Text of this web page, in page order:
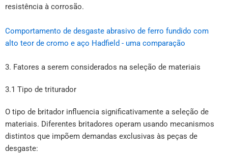
resistência à corrosão.
Comportamento de desgaste abrasivo de ferro fundido com
alto teor de cromo e aço Hadfield - uma comparação
3. Fatores a serem considerados na seleção de materiais
3.1 Tipo de triturador
O tipo de britador influencia significativamente a seleção de
materiais. Diferentes britadores operam usando mecanismos
distintos que impõem demandas exclusivas às peças de
desgaste: